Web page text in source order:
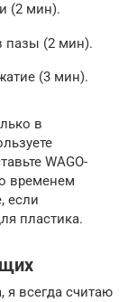
(2 мин).
пазы (2 мин).
(3 мин).
в
WAGO-
временем
если
пластика.
я всегда считаю